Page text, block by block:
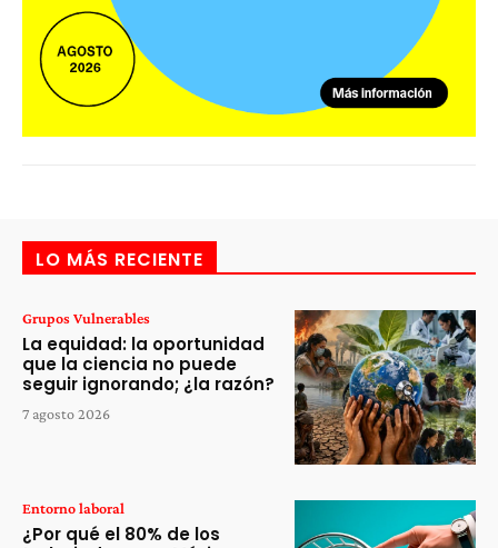
LO MÁS RECIENTE
Grupos Vulnerables
La equidad: la oportunidad
que la ciencia no puede
seguir ignorando; ¿la razón?
7 agosto 2026
Entorno laboral
¿Por qué el 80% de los